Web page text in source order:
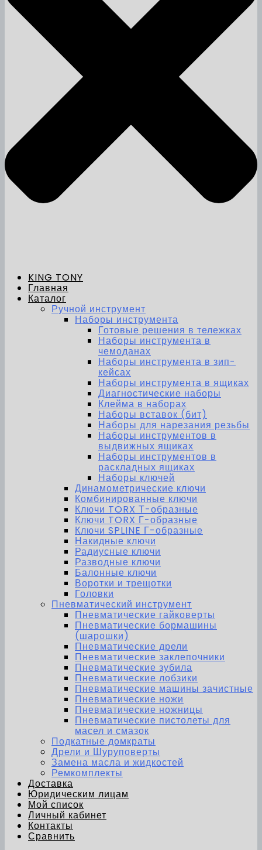
KING TONY
Главная
Каталог
Ручной инструмент
Наборы инструмента
Готовые решения в тележках
Наборы инструмента в
чемоданах
Наборы инструмента в зип-
кейсах
Наборы инструмента в ящиках
Диагностические наборы
Клейма в наборах
Наборы вставок (бит)
Наборы для нарезания резьбы
Наборы инструментов в
выдвижных ящиках
Наборы инструментов в
раскладных ящиках
Наборы ключей
Динамометрические ключи
Комбинированные ключи
Ключи TORX Т-образные
Ключи TORX Г-образные
Ключи SPLINE Г-образные
Накидные ключи
Радиусные ключи
Разводные ключи
Балонные ключи
Воротки и трещотки
Головки
Пневматический инструмент
Пневматические гайковерты
Пневматические бормашины
(шарошки)
Пневматические дрели
Пневматические заклепочники
Пневматические зубила
Пневматические лобзики
Пневматические машины зачистные
Пневматические ножи
Пневматические ножницы
Пневматические пистолеты для
масел и смазок
Подкатные домкраты
Дрели и Шуруповерты
Замена масла и жидкостей
Ремкомплекты
Доставка
Юридическим лицам
Мой список
Личный кабинет
Контакты
Сравнить